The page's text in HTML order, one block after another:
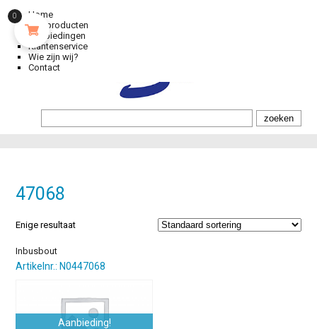
Home
Alle producten
Aanbiedingen
Klantenservice
Wie zijn wij?
Contact
47068
Enige resultaat
Inbusbout
Artikelnr.: N0447068
Aanbieding!
0